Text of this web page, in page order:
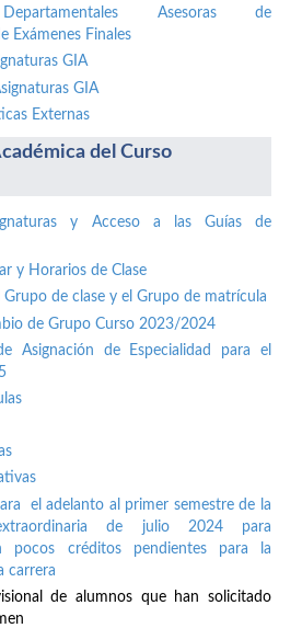
Asesoras de
Exámenes Finales
GIA
GIA
Externas
del Curso
y Acceso a las Guías de
y Horarios de Clase
Grupo de clase y el Grupo de matrícula
de Grupo Curso 2023/2024
Asignación de Especialidad para el
el adelanto al primer semestre de la
de julio 2024 para
pocos créditos pendientes para la
carrera
de alumnos que han solicitado